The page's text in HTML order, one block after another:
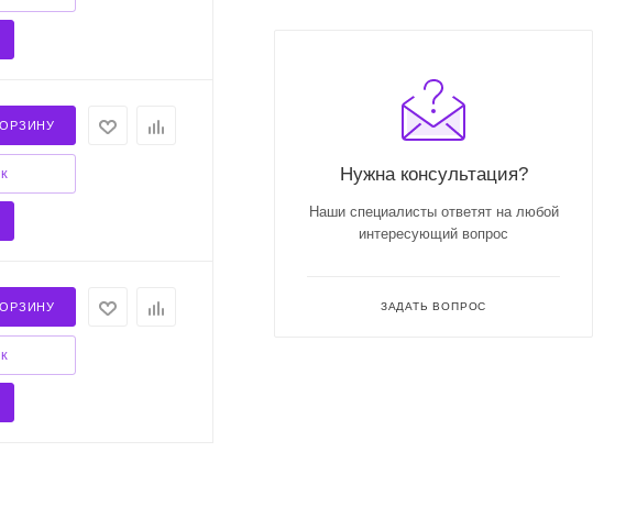
Нужна консультация?
Наши специалисты ответят на любой
интересующий вопрос
ЗАДАТЬ ВОПРОС